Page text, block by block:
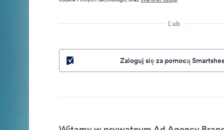
Lub
Zaloguj się za pomocą